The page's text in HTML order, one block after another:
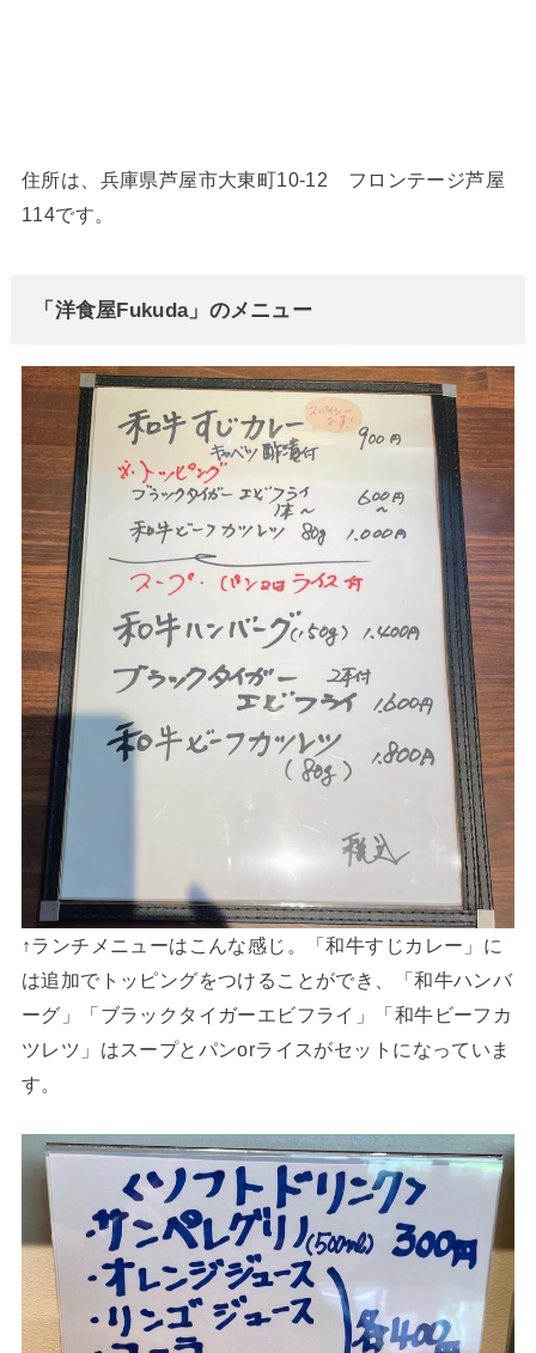
住所は、兵庫県芦屋市大東町10-12 フロンテージ芦屋
114です。
「洋食屋Fukuda」のメニュー
↑ランチメニューはこんな感じ。「和牛すじカレー」に
は追加でトッピングをつけることができ、「和牛ハンバ
ーグ」「ブラックタイガーエビフライ」「和牛ビーフカ
ツレツ」はスープとパンorライスがセットになっていま
す。